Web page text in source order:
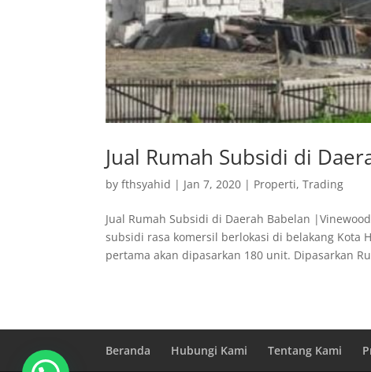
Jual Rumah Subsidi di
byfthsyahid | Jan 7, 2020 | Properti,Trading
Jual Rumah Subsidi di Daerah Babelan
subsidi rasa komersil berlokasi di belakang Kota
pertama akan dipasarkan 180 unit. Dipasarkan
Beranda Hubungi Kami Tentang Kami